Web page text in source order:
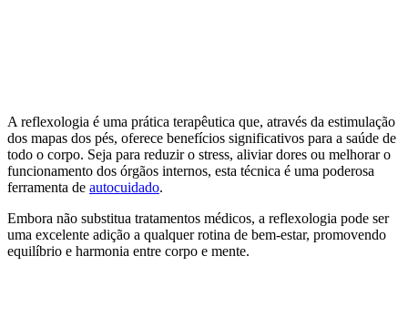
A reflexologia é uma prática terapêutica que, através da estimulação
dos mapas dos pés, oferece benefícios significativos para a saúde de
todo o corpo. Seja para reduzir o stress, aliviar dores ou melhorar o
funcionamento dos órgãos internos, esta técnica é uma poderosa
ferramenta de autocuidado.
Embora não substitua tratamentos médicos, a reflexologia pode ser
uma excelente adição a qualquer rotina de bem-estar, promovendo
equilíbrio e harmonia entre corpo e mente.